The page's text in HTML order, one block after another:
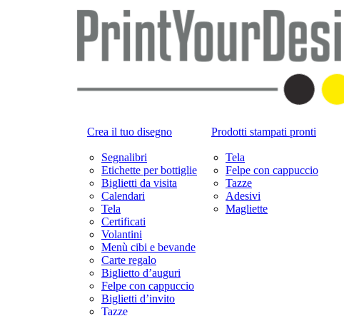
Crea il tuo disegno
Segnalibri
Etichette per bottiglie
Biglietti da visita
Calendari
Tela
Certificati
Volantini
Menù cibi e bevande
Carte regalo
Biglietto d’auguri
Felpe con cappuccio
Biglietti d’invito
Tazze
Prodotti stampati pronti
Tela
Felpe con cappuccio
Tazze
Adesivi
Magliette